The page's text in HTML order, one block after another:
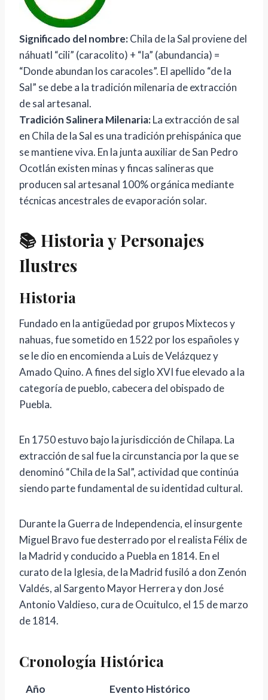
Significado del nombre:Chila de la Sal proviene del
náhuatl “cili” (caracolito) + “la” (abundancia) =
“Donde abundan los caracoles”. El apellido “de la
Sal” se debe a la tradición milenaria de extracción
de sal artesanal.
Tradición Salinera Milenaria:La extracción de sal
en Chila de la Sal es una tradición prehispánica que
se mantiene viva. En la junta auxiliar de San Pedro
Ocotlán existen minas y fincas salineras que
producen sal artesanal 100% orgánica mediante
técnicas ancestrales de evaporación solar.
📚 Historia y Personajes
Ilustres
Historia
Fundado en la antigüedad por grupos Mixtecos y
nahuas, fue sometido en 1522 por los españoles y
se le dio en encomienda a Luis de Velázquez y
Amado Quino. A fines del siglo XVI fue elevado a la
categoría de pueblo, cabecera del obispado de
Puebla.
En 1750 estuvo bajo la jurisdicción de Chilapa. La
extracción de sal fue la circunstancia por la que se
denominó “Chila de la Sal”, actividad que continúa
siendo parte fundamental de su identidad cultural.
Durante la Guerra de Independencia, el insurgente
Miguel Bravo fue desterrado por el realista Félix de
la Madrid y conducido a Puebla en 1814. En el
curato de la Iglesia, de la Madrid fusiló a don Zenón
Valdés, al Sargento Mayor Herrera y don José
Antonio Valdieso, cura de Ocuitulco, el 15 de marzo
de 1814.
Cronología Histórica
Año
Evento Histórico